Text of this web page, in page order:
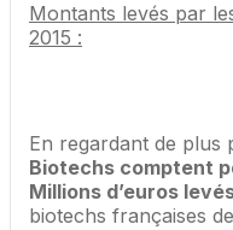
Montants levés par
2015 :
En regardant de plus
Biotechs comptent
Millions d’euros
biotechs françaises